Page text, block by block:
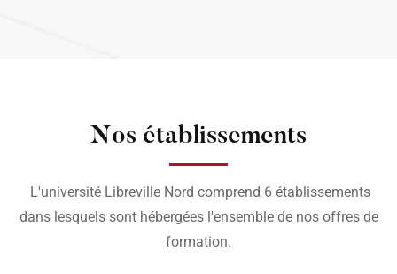
Nos établissements
L'université Libreville Nord comprend 6 établissements
dans lesquels sont hébergées l'ensemble de nos offres de
formation.